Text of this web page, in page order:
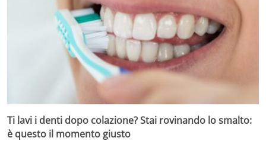
Ti lavi i denti dopo colazione? Stai rovinando lo smalto:
è questo il momento giusto